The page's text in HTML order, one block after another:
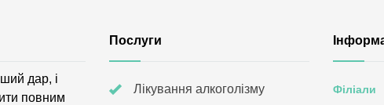
дар, і
повним
Послуги
Лікування алкоголізму
Філіали